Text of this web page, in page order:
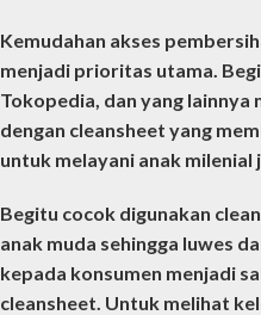
Kemudahan akses
menjadi prioritas utama.
Tokopedia, dan yang lainnya
dengan cleansheet yang
untuk melayani anak milenial
Begitu cocok digunakan
anak muda sehingga luwes
kepada konsumen menjadi
cleansheet. Untuk melihat